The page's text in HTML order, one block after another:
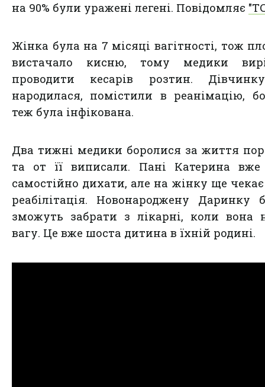
на 90% були уражені легені. Повідомляє
Жінка була на 7 місяці вагітності, тож
вистачало кисню, тому медики
проводити кесарів розтин.
народилася, помістили в реанімацію,
теж була інфікована.
Два тижні медики боролися за життя
та от її виписали. Пані Катерина
самостійно дихати, але на жінку ще
реабілітація. Новонароджену Даринку
зможуть забрати з лікарні, коли вона
вагу. Це вже шоста дитина в їхній родині.